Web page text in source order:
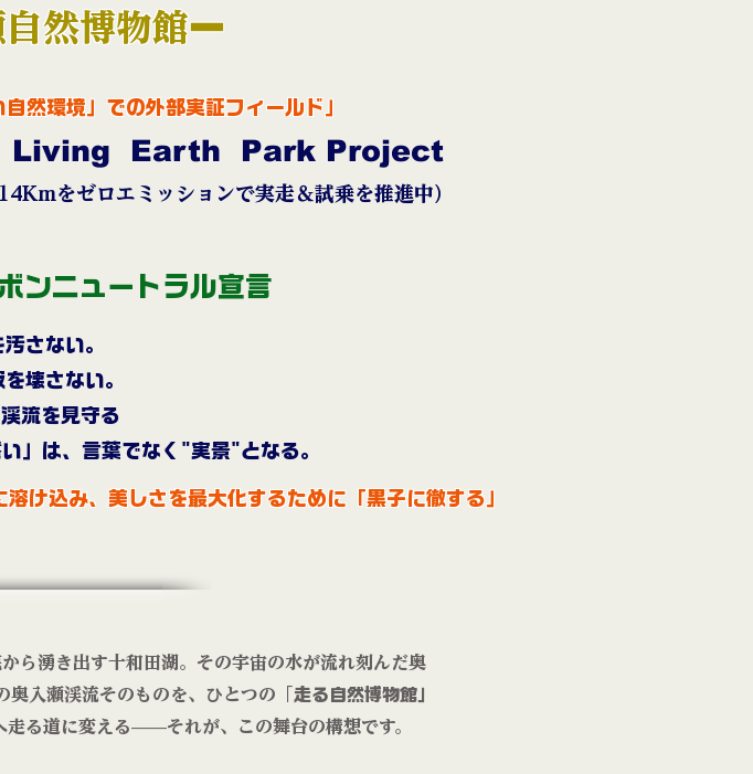
然博物館ー
然環境」での外部実証フィールド」
Living Earth Park Project
をゼロエミッションで実走＆試乗を推進中）
ンニュートラル宣言
汚さない。
を壊さない。
流を見守る
」は、言葉でなく"実景"となる。
込み、美しさを最大化するために「黒子に徹する」
ら湧き出す十和田湖。その宇宙の水が流れ刻んだ奥
入瀬渓流そのものを、ひとつの「 走る自然博物館」
走る道に変える——それが、この舞台の構想です。